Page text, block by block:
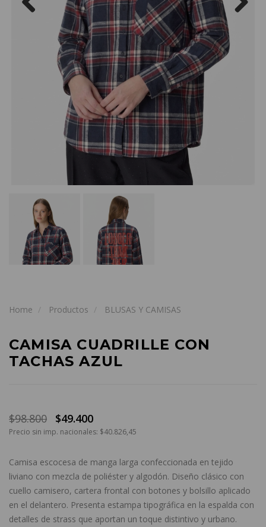
Home Productos BLUSAS Y CAMISAS
CAMISA CUADRILLE CON
TACHAS AZUL
$98.800 $49.400
Precio sin imp. nacionales: $40.826,45
Camisa escocesa de manga larga confeccionada en tejido
liviano con mezcla de poliéster y algodón. Diseño clásico con
cuello camisero, cartera frontal con botones y bolsillo aplicado
en el delantero. Presenta estampa tipográfica en la espalda con
detalles de strass que aportan un toque distintivo y urbano.